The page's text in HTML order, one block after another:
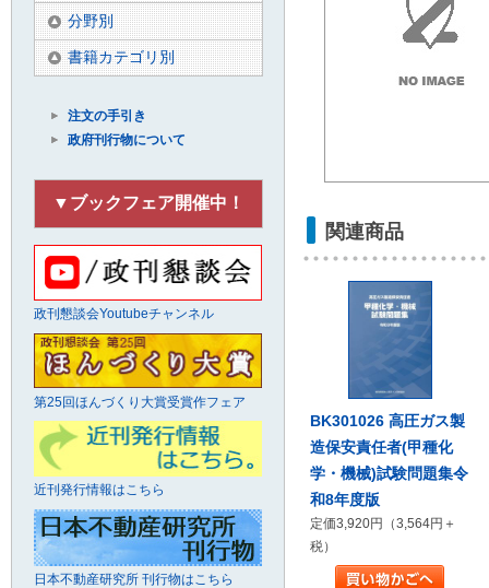
関連商品
BK301026 高圧ガス製
造保安責任者(甲種化
学・機械)試験問題集令
和8年度版
定価3,920円（3,564円＋
税）
分野別
書籍カテゴリ別
注文の手引き
政府刊行物について
▼ブックフェア開催中！
政刊懇談会Youtubeチャンネル
第25回ほんづくり大賞受賞作フェア
近刊発行情報はこちら
日本不動産研究所 刊行物はこちら